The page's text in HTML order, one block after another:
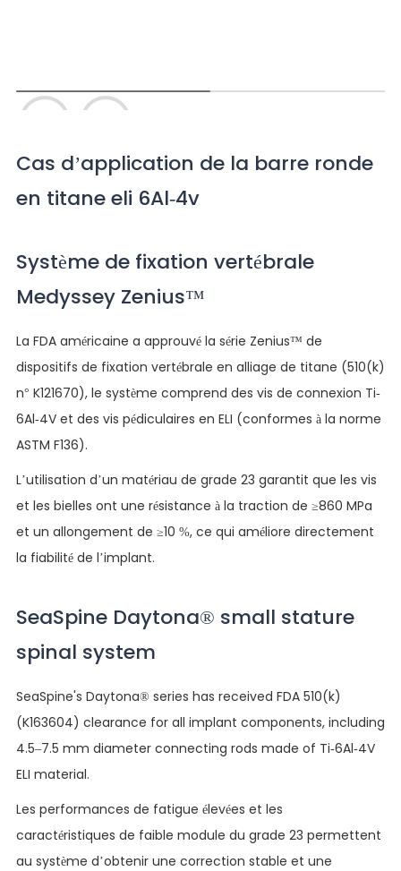
Cas d’application de la barre ronde
en titane eli 6Al-4v
Système de fixation vertébrale
Medyssey Zenius™
La FDA américaine a approuvé la série Zenius™ de
dispositifs de fixation vertébrale en alliage de titane (510(k)
n° K121670), le système comprend des vis de connexion Ti-
6Al-4V et des vis pédiculaires en ELI (conformes à la norme
ASTM F136).
L’utilisation d’un matériau de grade 23 garantit que les vis
et les bielles ont une résistance à la traction de ≥860 MPa
et un allongement de ≥10 %, ce qui améliore directement
la fiabilité de l’implant.
SeaSpine Daytona® small stature
spinal system
SeaSpine's Daytona® series has received FDA 510(k)
(K163604) clearance for all implant components, including
4.5–7.5 mm diameter connecting rods made of Ti-6Al-4V
ELI material.
Les performances de fatigue élevées et les
caractéristiques de faible module du grade 23 permettent
au système d’obtenir une correction stable et une